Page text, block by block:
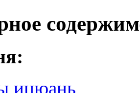
ицюань